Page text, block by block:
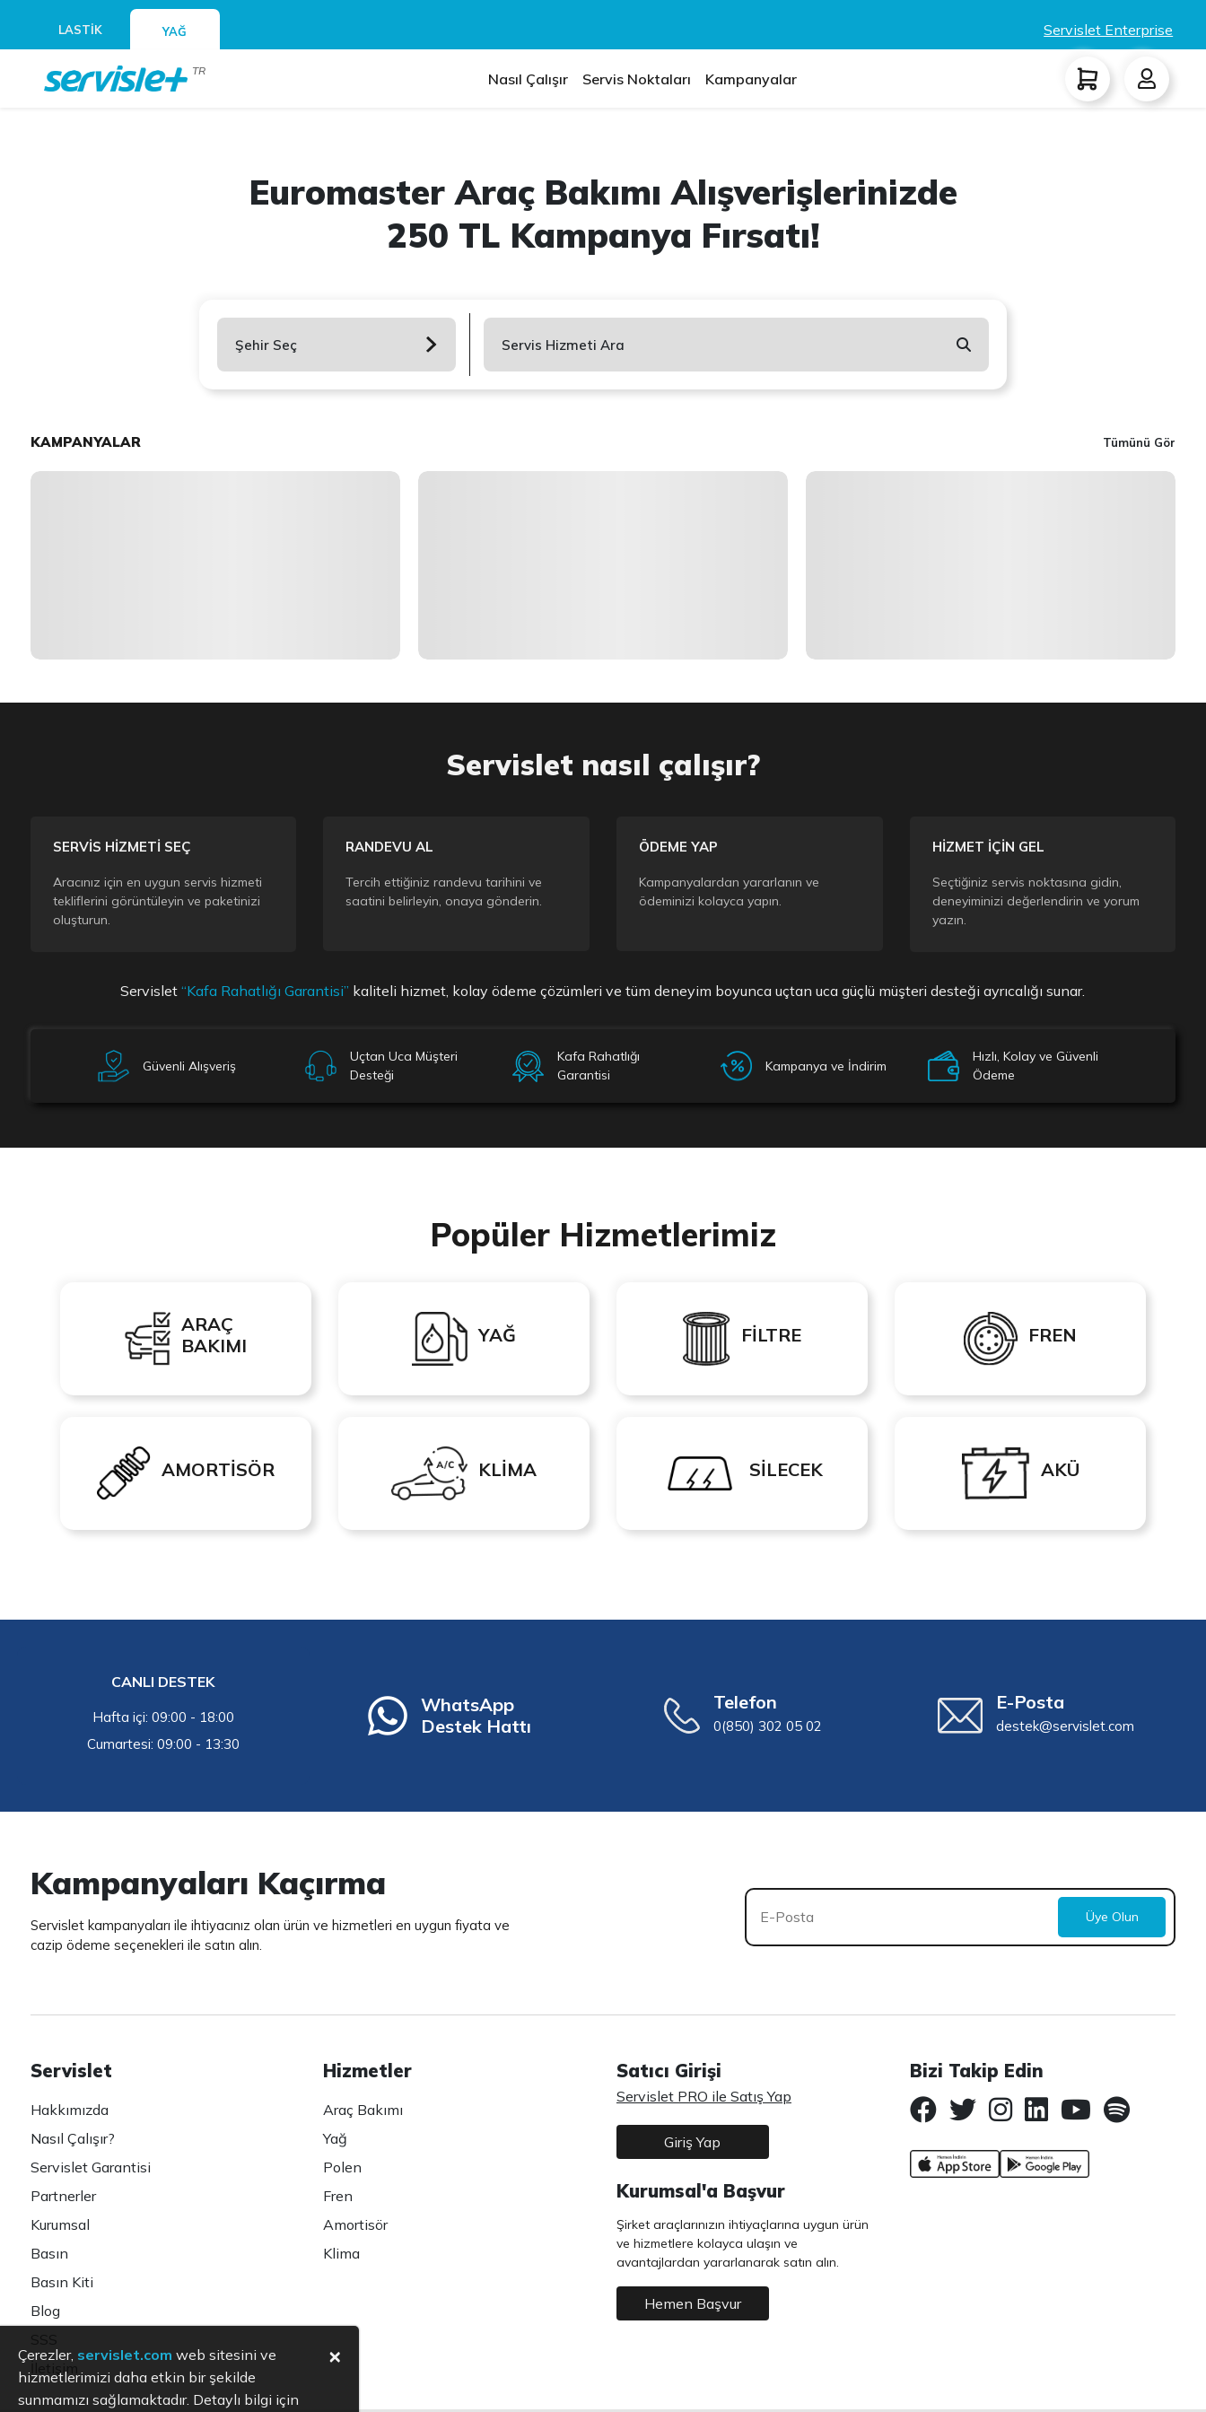
LASTİK YAĞ Servislet Enterprise
TR Nasıl Çalışır Servis Noktaları Kampanyalar
Euromaster Araç Bakımı Alışverişlerinizde
250 TL Kampanya Fırsatı!
Şehir Seç Servis Hizmeti Ara
KAMPANYALAR Tümünü Gör
Servislet nasıl çalışır?
SERVİS HİZMETİ SEÇ
Aracınız için en uygun servis hizmeti
tekliflerini görüntüleyin ve paketinizi
oluşturun.
RANDEVU AL
Tercih ettiğiniz randevu tarihini ve
saatini belirleyin, onaya gönderin.
ÖDEME YAP
Kampanyalardan yararlanın ve
ödeminizi kolayca yapın.
HİZMET İÇİN GEL
Seçtiğiniz servis noktasına gidin,
deneyiminizi değerlendirin ve yorum
yazın.
Servislet“Kafa Rahatlığı Garantisi” kaliteli hizmet, kolay ödeme çözümleri ve tüm deneyim boyunca uçtan uca güçlü müşteri desteği ayrıcalığı sunar.
Güvenli Alışveriş
Uçtan Uca Müşteri
Desteği
Kafa Rahatlığı
Garantisi
Kampanya ve İndirim
Hızlı, Kolay ve Güvenli
Ödeme
Popüler Hizmetlerimiz
ARAÇ
BAKIMI
YAĞ FİLTRE FREN
AMORTİSÖR KLİMA SİLECEK AKÜ
CANLI DESTEK
Hafta içi: 09:00 - 18:00
Cumartesi: 09:00 - 13:30
WhatsApp
Destek Hattı
Telefon
0(850) 302 05 02
E-Posta
destek@servislet.com
Kampanyaları Kaçırma
Servislet kampanyaları ile ihtiyacınız olan ürün ve hizmetleri en uygun fiyata ve
cazip ödeme seçenekleri ile satın alın.
Üye Olun
Servislet
Hakkımızda
Nasıl Çalışır?
Servislet Garantisi
Partnerler
Kurumsal
Basın
Basın Kiti
Blog
İletişim
Hizmetler
Araç Bakımı
Yağ
Polen
Fren
Amortisör
Klima
Satıcı Girişi
Servislet PRO ile Satış Yap
Giriş Yap
Kurumsal'a Başvur
Şirket araçlarınızın ihtiyaçlarına uygun ürün
ve hizmetlere kolayca ulaşın ve
avantajlardan yararlanarak satın alın.
Hemen Başvur
Bizi Takip Edin
Çerezler, servislet.com web sitesini ve
hizmetlerimizi daha etkin bir şekilde
sunmamızı sağlamaktadır. Detaylı bilgi için
×